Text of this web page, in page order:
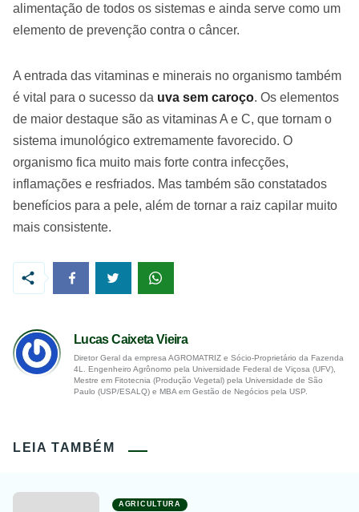
alimentação de todos os sistemas e ainda serve como um
elemento de prevenção contra o câncer.
A entrada das vitaminas e minerais no organismo também
é vital para o sucesso da uva sem caroço. Os elementos
de maior destaque são as vitaminas A e C, que tornam o
sistema imunológico extremamente favorecido. O
organismo fica muito mais forte contra infecções,
inflamações e resfriados. Mas também são constatados
benefícios para a pele, além de tornar a raiz capilar muito
mais consistente.
Lucas Caixeta Vieira
Diretor Geral da empresa AGROMATRIZ e Sócio-Proprietário da Fazenda
4L. Engenheiro Agrônomo pela Universidade Federal de Viçosa (UFV),
Mestre em Fitotecnia (Produção Vegetal) pela Universidade de São
Paulo (USP/ESALQ) e MBA em Gestão de Negócios pela USP.
LEIA TAMBÉM
AGRICULTURA